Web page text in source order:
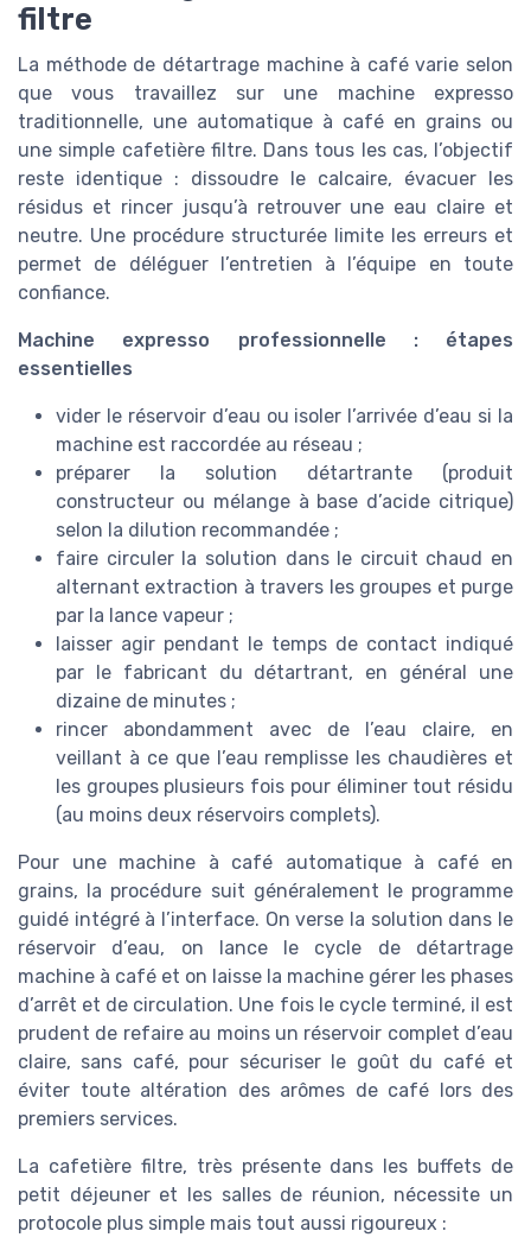
filtre
La méthode de détartrage machine à café varie selon
que vous travaillez sur une machine expresso
traditionnelle, une automatique à café en grains ou
une simple cafetière filtre. Dans tous les cas, l’objectif
reste identique : dissoudre le calcaire, évacuer les
résidus et rincer jusqu’à retrouver une eau claire et
neutre. Une procédure structurée limite les erreurs et
permet de déléguer l’entretien à l’équipe en toute
confiance.
Machine expresso professionnelle : étapes
essentielles
vider le réservoir d’eau ou isoler l’arrivée d’eau si la
machine est raccordée au réseau ;
préparer la solution détartrante (produit
constructeur ou mélange à base d’acide citrique)
selon la dilution recommandée ;
faire circuler la solution dans le circuit chaud en
alternant extraction à travers les groupes et purge
par la lance vapeur ;
laisser agir pendant le temps de contact indiqué
par le fabricant du détartrant, en général une
dizaine de minutes ;
rincer abondamment avec de l’eau claire, en
veillant à ce que l’eau remplisse les chaudières et
les groupes plusieurs fois pour éliminer tout résidu
(au moins deux réservoirs complets).
Pour une machine à café automatique à café en
grains, la procédure suit généralement le programme
guidé intégré à l’interface. On verse la solution dans le
réservoir d’eau, on lance le cycle de détartrage
machine à café et on laisse la machine gérer les phases
d’arrêt et de circulation. Une fois le cycle terminé, il est
prudent de refaire au moins un réservoir complet d’eau
claire, sans café, pour sécuriser le goût du café et
éviter toute altération des arômes de café lors des
premiers services.
La cafetière filtre, très présente dans les buffets de
petit déjeuner et les salles de réunion, nécessite un
protocole plus simple mais tout aussi rigoureux :